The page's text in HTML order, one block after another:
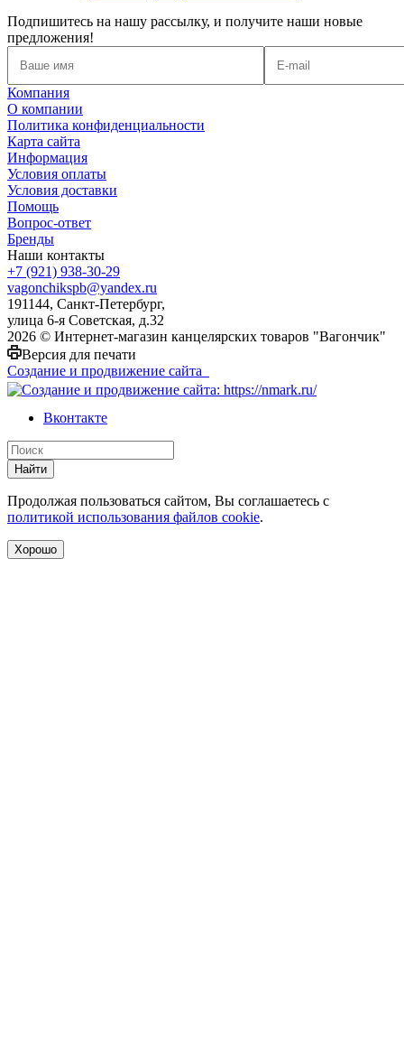
Подпишитесь на нашу рассылку, и получите наши новые
предложения!
Компания
О компании
Политика конфиденциальности
Карта сайта
Информация
Условия оплаты
Условия доставки
Помощь
Вопрос-ответ
Бренды
Наши контакты
+7 (921) 938-30-29
vagonchikspb@yandex.ru
191144, Санкт-Петербург,
улица 6-я Советская, д.32
2026 © Интернет-магазин канцелярских товаров "Вагончик"
Версия для печати
Создание и продвижение сайта
Вконтакте
Найти
Продолжая пользоваться сайтом, Вы соглашаетесь с
политикой использования файлов cookie.
Хорошо